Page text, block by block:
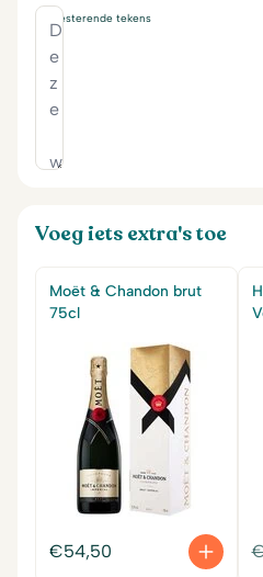
resterende tekens
Voeg iets extra's toe
Moët & Chandon brut
75cl
€54,50